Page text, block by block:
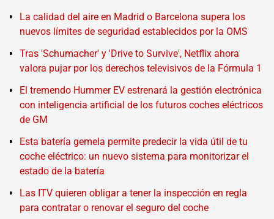
La calidad del aire en Madrid o Barcelona supera los
nuevos límites de seguridad establecidos por la OMS
Tras 'Schumacher' y 'Drive to Survive', Netflix ahora
valora pujar por los derechos televisivos de la Fórmula 1
El tremendo Hummer EV estrenará la gestión electrónica
con inteligencia artificial de los futuros coches eléctricos
de GM
Esta batería gemela permite predecir la vida útil de tu
coche eléctrico: un nuevo sistema para monitorizar el
estado de la batería
Las ITV quieren obligar a tener la inspección en regla
para contratar o renovar el seguro del coche